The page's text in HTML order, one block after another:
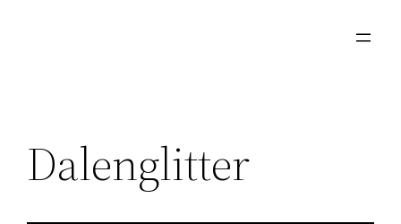
Dalenglitter